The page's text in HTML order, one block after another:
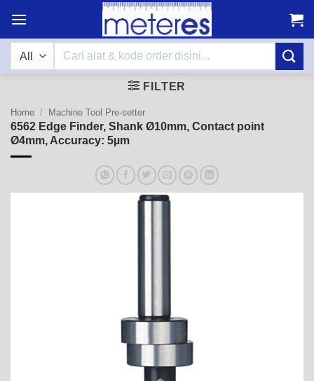
content
Search
FILTER
Home / Machine Tool Pre-setter
6562 Edge Finder, Shank Ø10mm, Contact point
Ø4mm, Accuracy: 5µm